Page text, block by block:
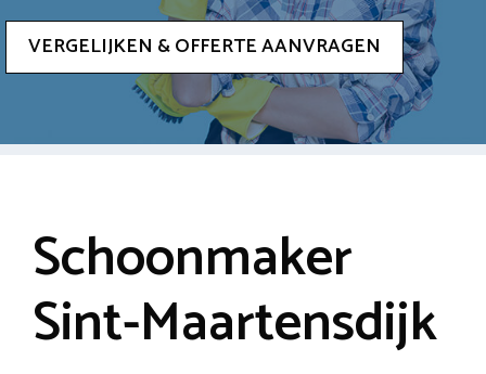
VERGELIJKEN & OFFERTE AANVRAGEN
Schoonmaker
Sint-Maartensdijk